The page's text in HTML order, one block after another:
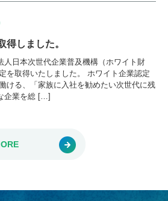
得しました。
人日本次世代企業普及機構（ホワイト財
を取得いたしました。 ホワイト企業認定
ける、「家族に入社を勧めたい次世代に残
企業を総 […]